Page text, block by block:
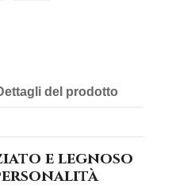
del prodotto
e legnoso